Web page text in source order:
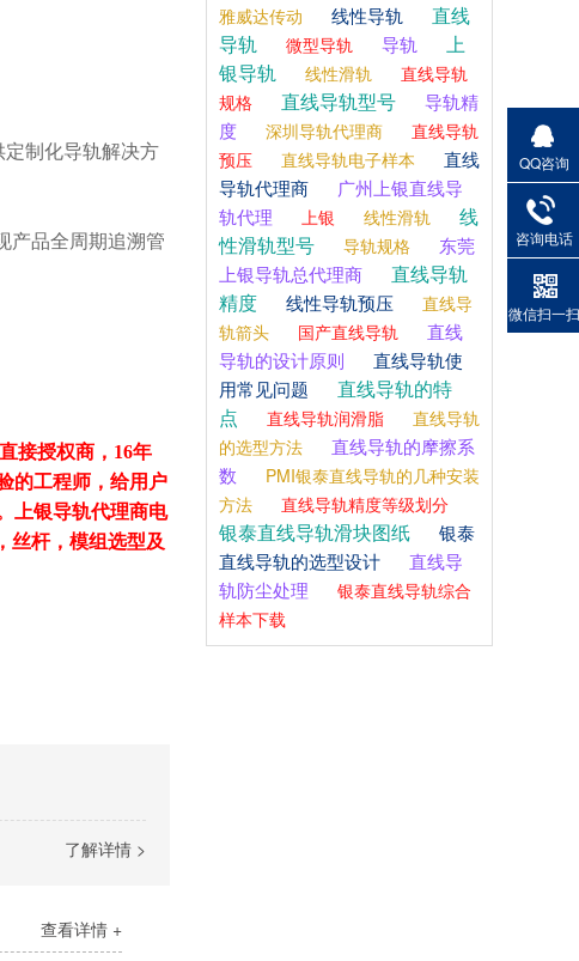
定制化导轨解决方
产品全周期追溯管
接授权商，16年
的工程师，给用户
上银导轨代理商电
丝杆，模组选型及
了解详情 >
查看详情 +
雅威达传动 线性导轨
直线
导轨
微型导轨 导轨
上
银导轨
线性滑轨
直线导轨
规格
直线导轨型号
导轨精
度
深圳导轨代理商
直线导轨
预压
直线导轨电子样本
直线
导轨代理商
广州上银直线导
轨代理
上银 线性滑轨
线
性滑轨型号
导轨规格
东莞
上银导轨总代理商
直线导轨
精度
线性导轨预压
直线导
轨箭头
国产直线导轨
直线
导轨的设计原则
直线导轨使
用常见问题
直线导轨的特
点
直线导轨润滑脂
直线导轨
的选型方法
直线导轨的摩擦系
数
PMI银泰直线导轨的几种安装
方法
直线导轨精度等级划分
银泰直线导轨滑块图纸
银泰
直线导轨的选型设计
直线导
轨防尘处理
银泰直线导轨综合
样本下载
QQ咨询
咨询电话
微信扫一扫